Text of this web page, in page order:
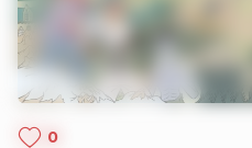
0